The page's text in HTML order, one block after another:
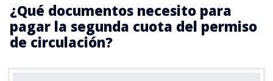
¿Qué documentos necesito para
pagar la segunda cuota del permiso
de circulación?